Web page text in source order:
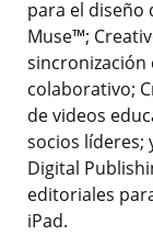
para el diseño
Muse™;
colaborativo;
de videos
socios líderes;
Digital
editoriales
iPad.